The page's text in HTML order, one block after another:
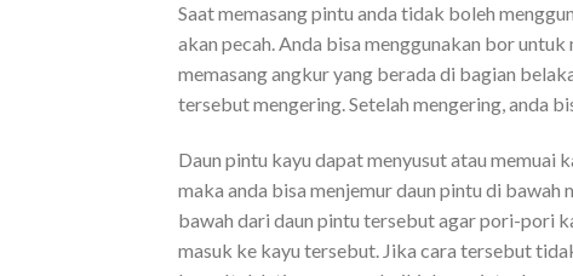
Saat memasang pintu anda tidak boleh
akan pecah. Anda bisa menggunakan bor
memasang angkur yang berada di bagian
tersebut mengering. Setelah mengering, anda
Daun pintu kayu dapat menyusut atau memuai
maka anda bisa menjemur daun pintu di
bawah dari daun pintu tersebut agar pori-pori
masuk ke kayu tersebut. Jika cara tersebut